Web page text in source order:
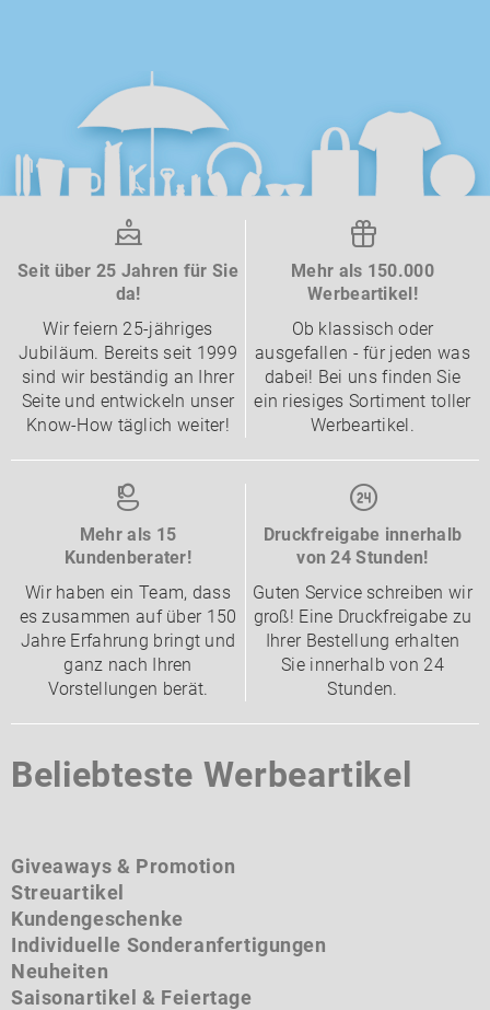
Seit über 25 Jahren für Sie
da!
Wir feiern 25-jähriges
Jubiläum. Bereits seit 1999
sind wir beständig an Ihrer
Seite und entwickeln unser
Know-How täglich weiter!
Mehr als 150.000
Werbeartikel!
Ob klassisch oder
ausgefallen - für jeden was
dabei! Bei uns finden Sie
ein riesiges Sortiment toller
Werbeartikel.
Mehr als 15
Kundenberater!
Wir haben ein Team, dass
es zusammen auf über 150
Jahre Erfahrung bringt und
ganz nach Ihren
Vorstellungen berät.
Druckfreigabe innerhalb
von 24 Stunden!
Guten Service schreiben wir
groß! Eine Druckfreigabe zu
Ihrer Bestellung erhalten
Sie innerhalb von 24
Stunden.
Beliebteste Werbeartikel
Giveaways & Promotion
Streuartikel
Kundengeschenke
Individuelle Sonderanfertigungen
Neuheiten
Saisonartikel & Feiertage